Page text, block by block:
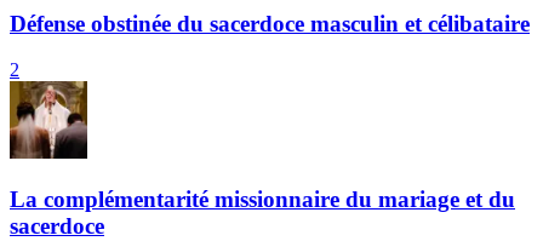
Défense obstinée du sacerdoce masculin et célibataire
2
La complémentarité missionnaire du mariage et du
sacerdoce